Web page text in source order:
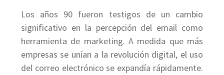
Los años 90 fueron testigos de un cambio
significativo en la percepción del email como
herramienta de marketing. A medida que más
empresas se unían a la revolución digital, el uso
del correo electrónico se expandía rápidamente.